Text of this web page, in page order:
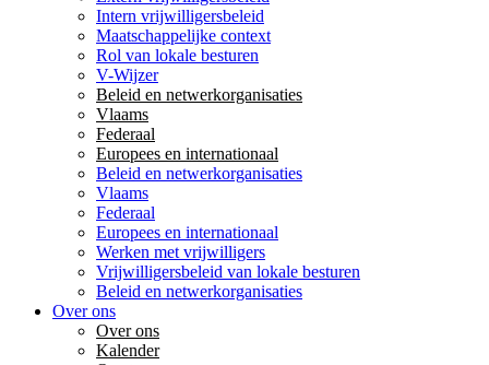
Intern vrijwilligersbeleid
Maatschappelijke context
Rol van lokale besturen
V-Wijzer
Beleid en netwerkorganisaties
Vlaams
Federaal
Europees en internationaal
Beleid en netwerkorganisaties
Vlaams
Federaal
Europees en internationaal
Werken met vrijwilligers
Vrijwilligersbeleid van lokale besturen
Beleid en netwerkorganisaties
Over ons
Over ons
Kalender